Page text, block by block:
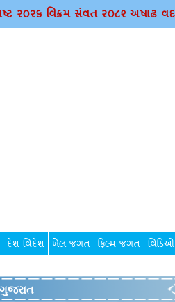
ર૦ર૬ વિક્રમ સંવત ર૦૮૨ અષાઢ વદ
દેશ-વિદેશ ખેલ-જગત ફિલ્મ જગત